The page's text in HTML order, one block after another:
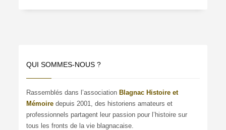
QUI SOMMES-NOUS ?
Rassemblés dans l’associationBlagnac Histoire et
Mémoire depuis 2001, des historiens amateurs et
professionnels partagent leur passion pour l’histoire sur
tous les fronts de la vie blagnacaise.